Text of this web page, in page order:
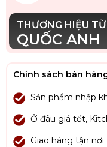
THƯƠNG HIỆU
QUỐC ANH
Chính sách bán
Sản phẩm nhập
Ở đâu giá tốt,
Giao hàng tận